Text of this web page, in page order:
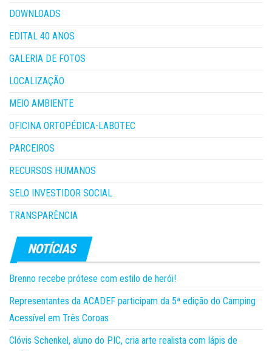
DOWNLOADS
EDITAL 40 ANOS
GALERIA DE FOTOS
LOCALIZAÇÃO
MEIO AMBIENTE
OFICINA ORTOPÉDICA-LABOTEC
PARCEIROS
RECURSOS HUMANOS
SELO INVESTIDOR SOCIAL
TRANSPARÊNCIA
Brenno recebe prótese com estilo de herói!
Representantes da ACADEF participam da 5ª edição do Camping
Acessível em Três Coroas
Clóvis Schenkel, aluno do PIC, cria arte realista com lápis de